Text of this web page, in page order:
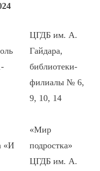
ЦГДБ им. А.
Гайдара,
библиотеки-
филиалы № 6,
9, 10, 14
«И
«Мир
подростка»
ЦГДБ им. А.